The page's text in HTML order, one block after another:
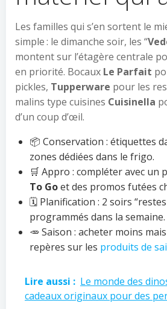
Les familles qui s’en sortent le
simple : le dimanche soir, les “
montent sur l’étagère centrale
en priorité. Bocaux Le Parfait
pickles, Tupperware pour les
malins type cuisines Cuisinella
d’un coup d’œil.
📦 Conservation : étiquettes
zones dédiées dans le frigo.
🛒 Appro : compléter avec un
To Goet des promos futées
🗓️ Planification : 2 soirs
programmés dans la semaine.
🥕 Saison : acheter moins
repères sur les produits de
Lire aussi : Le monde des
cadeaux originaux pour des